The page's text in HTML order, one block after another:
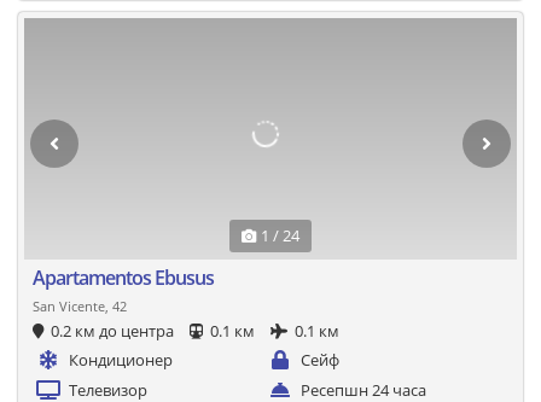
1 / 24
Apartamentos Ebusus
San Vicente, 42
0.2 км до центра 0.1 км
0.1 км
Кондиционер
Сейф
Телевизор
Ресепшн 24 часа